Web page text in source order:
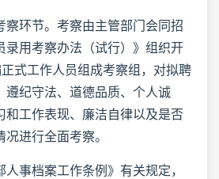
察环节。考察由主管部门会同招
录用考察办法（试行）》组织开
式工作人员组成考察组，对拟聘
遵纪守法、道德品质、个人诚
和工作表现、廉洁自律以及是否
进行全面考察。
事档案工作条例》有关规定，